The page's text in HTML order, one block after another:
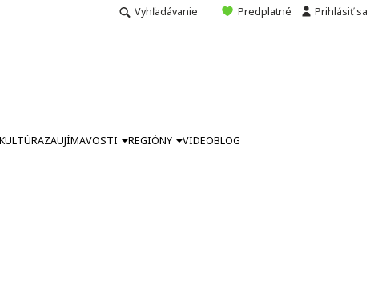
Vyhľadávanie Predplatné Prihlásiť sa
KULTÚRAZAUJÍMAVOSTI REGIÓNY VIDEOBLOG